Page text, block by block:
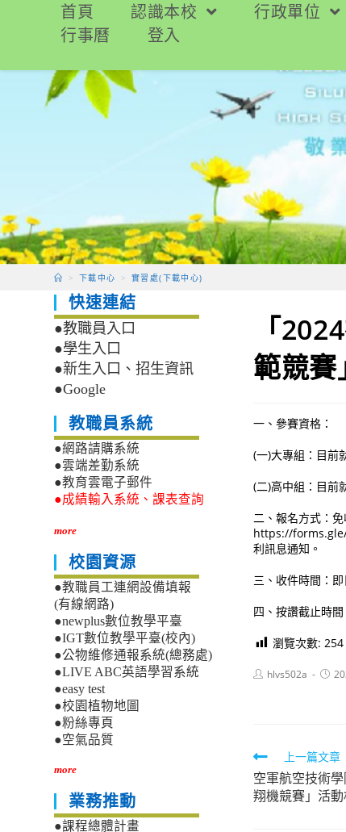
要
首頁 認識本校 行政單位
行事曆
登入
> 下載中心 > 實習處(下載中心)
「
範競賽
一、參賽資格：
(一)大專組：目前
(二)高中組：目前
二、報名方式：
https://forms.gle/
利訊息通知。
三、收件時間：
四、按讚截止時
瀏覽次數: 254
Posthlvs502a
Post
Read
more
articles
上一篇文章
空軍航空技術
翔機競賽」活
快速連結
●教職員入口
●學生入口
●新生入口、招生資訊
●Google
教職員系統
●網路請購系統
●雲端差勤系統
●教育雲電子郵件
●成績輸入系統、課表查詢
more
校園資源
●教職員工連網設備填報
(有線網路)
●newplus數位教學平臺
●IGT數位教學平臺(校內)
●公物維修通報系統(總務處)
●LIVE ABC英語學習系統
●easy test
●校園植物地圖
●粉絲專頁
●空氣品質
more
業務推動
●課程總體計畫